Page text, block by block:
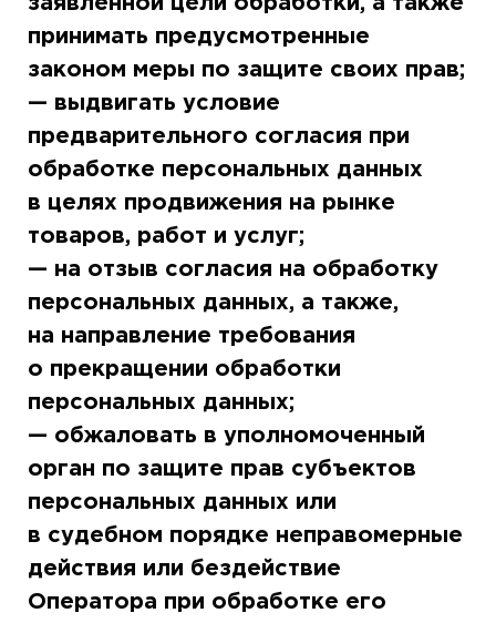
принимать предусмотренные
законом меры по защите своих прав;
— выдвигать условие
предварительного согласия при
обработке персональных данных
в целях продвижения на рынке
товаров, работ и услуг;
— на отзыв согласия на обработку
персональных данных, а также,
на направление требования
о прекращении обработки
персональных данных;
— обжаловать в уполномоченный
орган по защите прав субъектов
персональных данных или
в судебном порядке неправомерные
действия или бездействие
Оператора при обработке его